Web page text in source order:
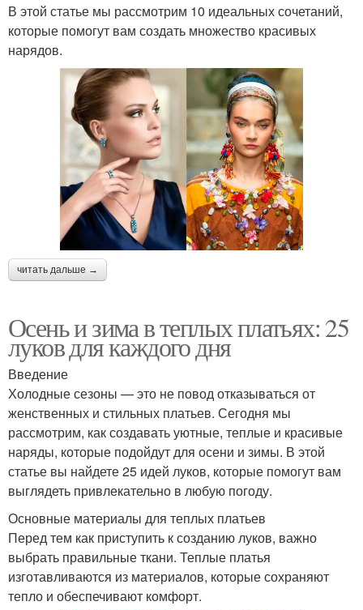
В этой статье мы рассмотрим 10 идеальных сочетаний,
которые помогут вам создать множество красивых
нарядов.
читать дальше →
Осень и зима в теплых платьях: 25
луков для каждого дня
Введение
Холодные сезоны — это не повод отказываться от
женственных и стильных платьев. Сегодня мы
рассмотрим, как создавать уютные, теплые и красивые
наряды, которые подойдут для осени и зимы. В этой
статье вы найдете 25 идей луков, которые помогут вам
выглядеть привлекательно в любую погоду.
Основные материалы для теплых платьев
Перед тем как приступить к созданию луков, важно
выбрать правильные ткани. Теплые платья
изготавливаются из материалов, которые сохраняют
тепло и обеспечивают комфорт.